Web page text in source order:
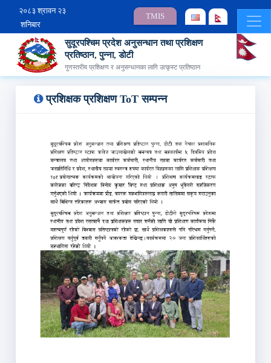
२०८३ श्रावन २३
शनिबार
TMIS
सुदूरपश्चिम प्रदेश अनुसन्धान तथा प्रशिक्षण
प्रतिष्ठान, पुन्ना, डोटी
गुणस्तरीय प्रशिक्षण र अनुसन्धानका लागि उत्कृस्ट प्रतिष्ठान
प्रशिक्षक प्रशिक्षण ToT सम्‍पन्‍न